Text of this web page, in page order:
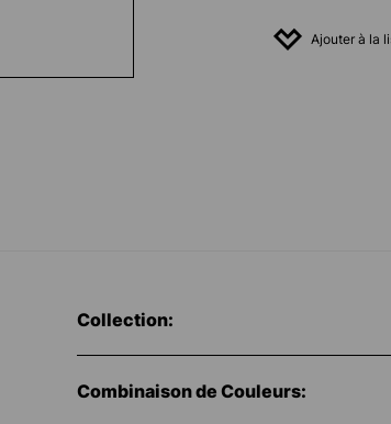
Ajouter à la
Collection:
Combinaison de Couleurs: